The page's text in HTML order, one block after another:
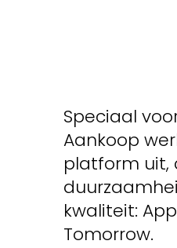
Speciaal
Aankoop
platform uit,
kwaliteit:
Tomorrow.